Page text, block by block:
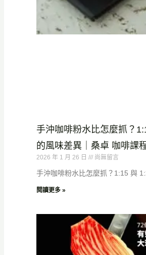
手沖咖啡粉水比怎麼抓？
的風味差異｜桑卓 咖啡課
2026 年 1 月 26 日 尚無留言
手沖咖啡粉水比怎麼抓？1:15 與
閱讀更多 »